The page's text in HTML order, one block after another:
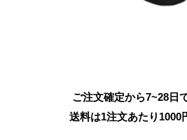
ご注文確定から7~28日
送料は1注文あたり 1000